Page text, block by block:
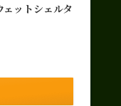
ットシェルタ